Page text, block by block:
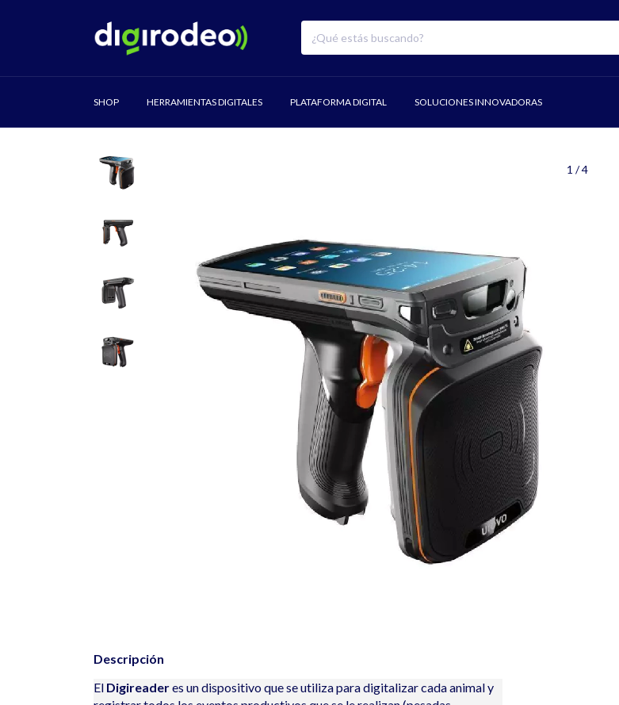
SHOP HERRAMIENTAS DIGITALES PLATAFORMA DIGITAL SOLUCIONES INNOVADORAS
1 /4
Descripción
El Digireaderes un dispositivo que se utiliza para digitalizar cada animal y